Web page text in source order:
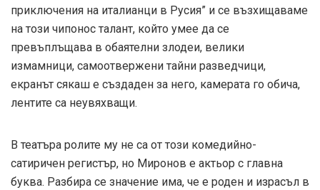
приключения на италианци в Русия” и се възхищаваме
на този чипонос талант, който умее да се
превъплъщава в обаятелни злодеи, велики
измамници, самоотвержени тайни разведчици,
екранът сякаш е създаден за него, камерата го обича,
лентите са неувяхващи.
В театъра ролите му не са от този комедийно-
сатиричен регистър, но Миронов е актьор с главна
буква. Разбира се значение има, че е роден и израсъл в